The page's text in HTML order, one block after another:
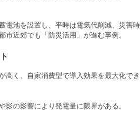
電池を設置し、平時は電気代削減、災害時
市近郊でも「防災活用」が進む事例。
高く、自家消費型で導入効果を最大化でき
影の影響により発電量に限界がある。